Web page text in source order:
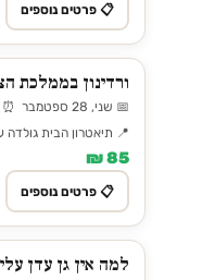
📋 פרטים נוספים
ורדינון בממלכת
📅 שני, 28 ספטמבר ⏰ 11:00
📍 תיאטרון הבית גולדה
85 ₪
📋 פרטים נוספים
למה אין גן עדן